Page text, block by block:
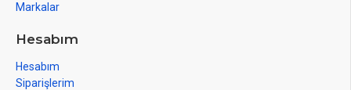
Markalar
Hesabım
Hesabım
Siparişlerim